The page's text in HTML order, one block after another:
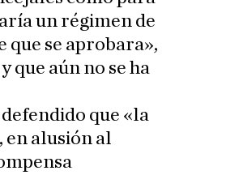
un régimen de
que se aprobara»,
que aún no se ha
que «la
en alusión al